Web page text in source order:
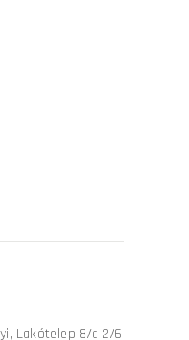
Lakótelep 8/c 2/6